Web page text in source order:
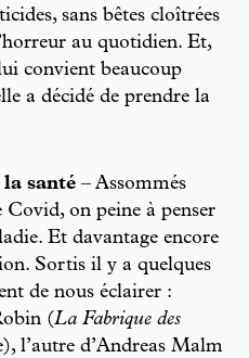
sans bêtes cloîtrées
au quotidien. Et,
convient beaucoup
a décidé de prendre la
santé – Assommés
Covid, on peine à penser
Et davantage encore
Sortis il y a quelques
de nous éclairer :
(La Fabrique des
l’autre d’Andreas Malm